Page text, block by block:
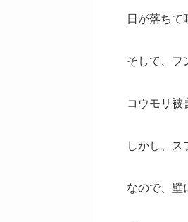
日が落ちて
そして、フ
コウモリ被
しかし、ス
なので、壁